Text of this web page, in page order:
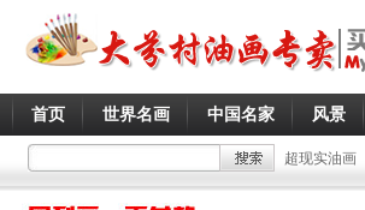
首页 世界名画 中国名家 风景
超现实油画